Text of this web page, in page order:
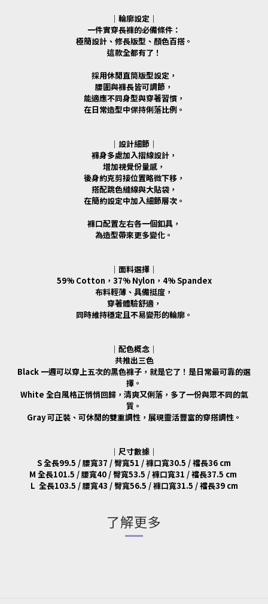
｜輪廓設定｜
一件實穿長褲的必備條件：
極簡設計、修長版型、顏色百搭。
這款全都有了！
採用休閒直筒版型設定，
腰圍與褲長皆可調節，
能適應不同身型與穿著習慣，
在日常造型中保持俐落比例。
｜設計細節｜
褲身多處加入摺線設計，
增加視覺份量感，
後身約克剪接位置略微下移，
搭配跳色縫線與大貼袋，
在簡約設定中加入細節層次。
褲口配置左右各一個釦具，
為造型帶來更多變化。
｜面料選擇｜
59% Cotton，37% Nylon，4% Spandex
布料輕薄、具備挺度，
穿著體驗舒適，
同時維持穩定且不易變形的輪廓。
｜配色概念｜
共推出三色
Black 一週可以穿上五次的黑色褲子，就是它了！是日常最可靠的選
擇。
White 全白風格正悄悄回歸，清爽又俐落，多了一份與眾不同的氣
質。
Gray 可正裝、可休閒的雙重調性，展現靈活豐富的穿搭調性。
｜尺寸數據｜
S 全長99.5 / 腰寬37 / 臀寬51 / 褲口寬30.5 / 襠長36 cm
M 全長101.5 / 腰寬40 / 臀寬53.5 / 褲口寬31 / 襠長37.5 cm
L 全長103.5 / 腰寬43 / 臀寬56.5 / 褲口寬31.5 / 襠長39 cm
了解更多